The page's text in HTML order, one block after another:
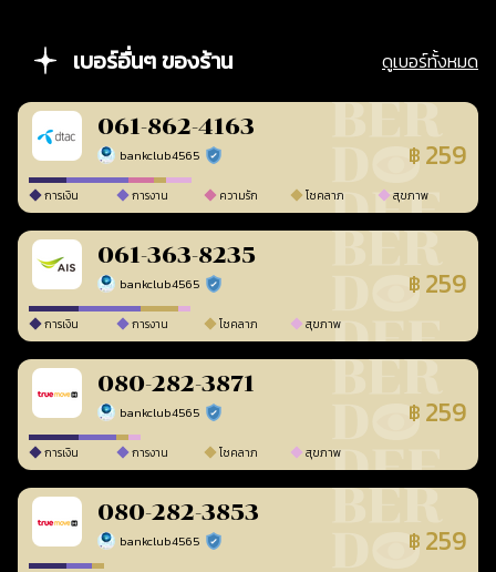
เบอร์อื่นๆ ของร้าน ดูเบอร์ทั้งหมด
061-862-4163
bankclub4565 ร้านยืนยันแล้ว ฿ 259
การเงิน การงาน ความรัก โชคลาภ สุขภาพ
061-363-8235
bankclub4565 ร้านยืนยันแล้ว ฿ 259
การเงิน การงาน โชคลาภ สุขภาพ
080-282-3871
bankclub4565 ร้านยืนยันแล้ว ฿ 259
การเงิน การงาน โชคลาภ สุขภาพ
080-282-3853
bankclub4565 ร้านยืนยันแล้ว ฿ 259